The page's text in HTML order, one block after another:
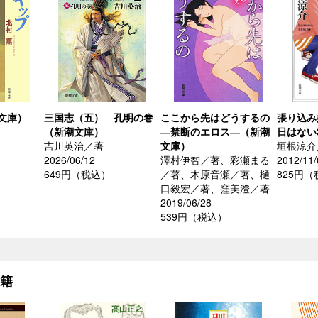
）
三国志（五） 孔明の巻
（新潮文庫）
吉川英治／著
2026/06/12
649円（税込）
ここから先はどうするの
―禁断のエロス―（新潮
文庫）
澤村伊智／著、彩瀬まる
／著、木原音瀬／著、樋
口毅宏／著、窪美澄／著
2019/06/28
539円（税込）
張り込
日はな
垣根涼
2012/
825円（